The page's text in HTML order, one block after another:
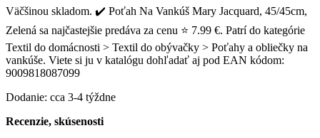
Väčšinou skladom. ✔️ Poťah Na Vankúš Mary Jacquard, 45/45cm,
Zelená sa najčastejšie predáva za cenu ⭐ 7.99 €. Patrí do kategórie
Textil do domácnosti > Textil do obývačky > Poťahy a obliečky na
vankúše. Viete si ju v katalógu dohľadať aj pod EAN kódom:
9009818087099
Dodanie: cca 3-4 týždne
Recenzie, skúsenosti